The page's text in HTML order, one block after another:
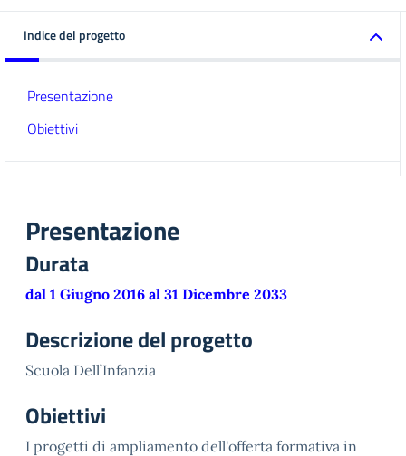
Indice del progetto
Presentazione
Obiettivi
Presentazione
Durata
dal 1 Giugno 2016 al 31 Dicembre 2033
Descrizione del progetto
Scuola Dell’Infanzia
Obiettivi
I progetti di ampliamento dell'offerta formativa in